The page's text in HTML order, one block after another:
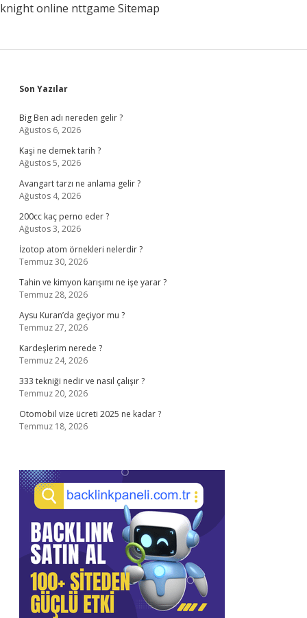
knight online nttgame Sitemap
Sidebar
Son Yazılar
Big Ben adı nereden gelir ?
Ağustos 6, 2026
Kaşi ne demek tarih ?
Ağustos 5, 2026
Avangart tarzı ne anlama gelir ?
Ağustos 4, 2026
200cc kaç perno eder ?
Ağustos 3, 2026
İzotop atom örnekleri nelerdir ?
Temmuz 30, 2026
Tahin ve kimyon karışımı ne işe yarar ?
Temmuz 28, 2026
Aysu Kuran’da geçiyor mu ?
Temmuz 27, 2026
Kardeşlerim nerede ?
Temmuz 24, 2026
333 tekniği nedir ve nasıl çalışır ?
Temmuz 20, 2026
Otomobil vize ücreti 2025 ne kadar ?
Temmuz 18, 2026